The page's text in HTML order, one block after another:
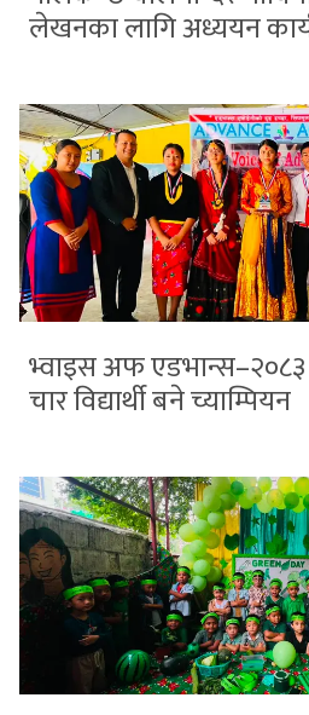
लेखनका लागि अध्ययन
भ्वाइस अफ एडभान्स–२०८३
चार विद्यार्थी बने च्याम्पियन